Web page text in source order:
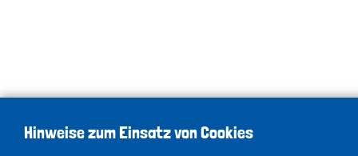
Hinweise zum Einsatz von Cookies